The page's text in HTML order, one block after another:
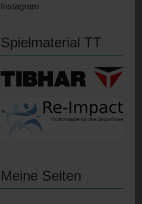
Instagram
Spielmaterial TT
Meine Seiten